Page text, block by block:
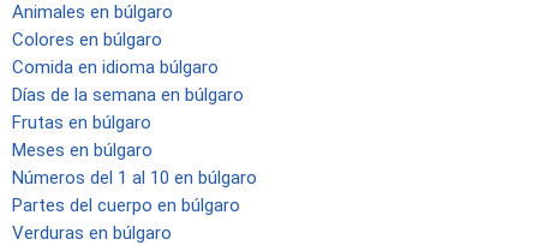
Animales en búlgaro
Colores en búlgaro
Comida en idioma búlgaro
Días de la semana en búlgaro
Frutas en búlgaro
Meses en búlgaro
Números del 1 al 10 en búlgaro
Partes del cuerpo en búlgaro
Verduras en búlgaro